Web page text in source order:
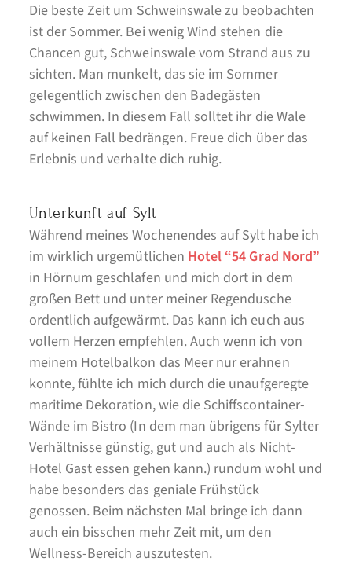
Die beste Zeit um Schweinswale zu beobachten
ist der Sommer. Bei wenig Wind stehen die
Chancen gut, Schweinswale vom Strand aus zu
sichten. Man munkelt, das sie im Sommer
gelegentlich zwischen den Badegästen
schwimmen. In diesem Fall solltet ihr die Wale
auf keinen Fall bedrängen. Freue dich über das
Erlebnis und verhalte dich ruhig.
Unterkunft auf Sylt
Während meines Wochenendes auf Sylt habe ich
im wirklich urgemütlichen Hotel “54 Grad Nord”
in Hörnum geschlafen und mich dort in dem
großen Bett und unter meiner Regendusche
ordentlich aufgewärmt. Das kann ich euch aus
vollem Herzen empfehlen. Auch wenn ich von
meinem Hotelbalkon das Meer nur erahnen
konnte, fühlte ich mich durch die unaufgeregte
maritime Dekoration, wie die Schiffscontainer-
Wände im Bistro (In dem man übrigens für Sylter
Verhältnisse günstig, gut und auch als Nicht-
Hotel Gast essen gehen kann.) rundum wohl und
habe besonders das geniale Frühstück
genossen. Beim nächsten Mal bringe ich dann
auch ein bisschen mehr Zeit mit, um den
Wellness-Bereich auszutesten.